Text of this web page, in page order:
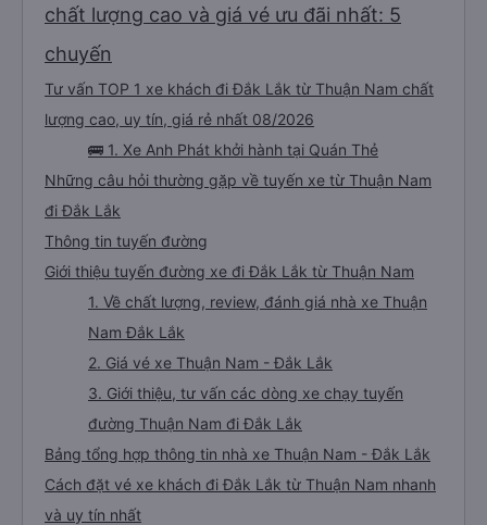
chất lượng cao và giá vé ưu đãi nhất: 5
chuyến
Tư vấn TOP 1 xe khách đi Đắk Lắk từ Thuận Nam chất
lượng cao, uy tín, giá rẻ nhất 08/2026
🚌 1. Xe Anh Phát khởi hành tại Quán Thẻ
Những câu hỏi thường gặp về tuyến xe từ Thuận Nam
đi Đắk Lắk
Thông tin tuyến đường
Giới thiệu tuyến đường xe đi Đắk Lắk từ Thuận Nam
1. Về chất lượng, review, đánh giá nhà xe Thuận
Nam Đắk Lắk
2. Giá vé xe Thuận Nam - Đắk Lắk
3. Giới thiệu, tư vấn các dòng xe chạy tuyến
đường Thuận Nam đi Đắk Lắk
Bảng tổng hợp thông tin nhà xe Thuận Nam - Đắk Lắk
Cách đặt vé xe khách đi Đắk Lắk từ Thuận Nam nhanh
và uy tín nhất